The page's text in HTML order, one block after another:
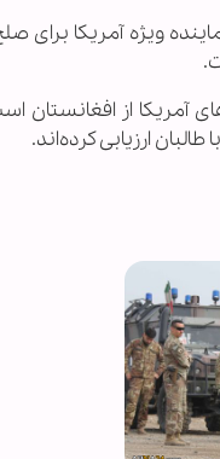
ویژه آمریکا برای
آمریکا از
ارزیابی کرده‌اند.